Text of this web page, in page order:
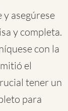
asegúrese
y completa.
con la
el
tener un
para